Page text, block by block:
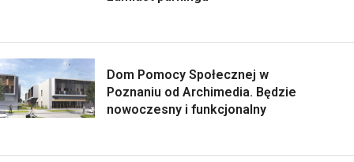
Dom Pomocy Społecznej w
Poznaniu od Archimedia. Będzie
nowoczesny i funkcjonalny